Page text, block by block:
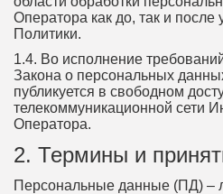
Оператора как до, так и
Политики.
1.4. Во исполнение
Закона о персональных
публикуется в свободном
телекоммуникационной сети
Оператора.
2. Термины и
Персональные данные (ПД) –